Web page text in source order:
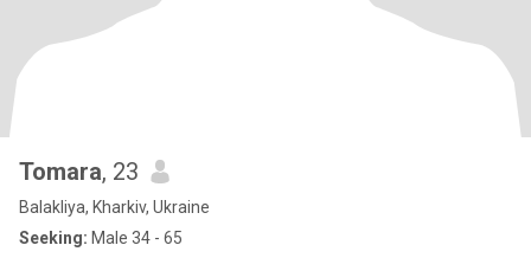
Tomara, 23
Balakliya, Kharkiv, Ukraine
Seeking: Male 34 - 65